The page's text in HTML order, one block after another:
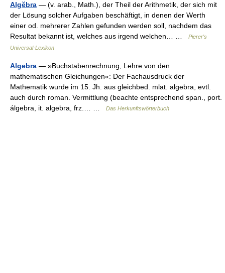
Algĕbra — (v. arab., Math.), der Theil der Arithmetik, der sich mit
der Lösung solcher Aufgaben beschäftigt, in denen der Werth
einer od. mehrerer Zahlen gefunden werden soll, nachdem das
Resultat bekannt ist, welches aus irgend welchen… …
Pierer's
Universal-Lexikon
Algebra — »Buchstabenrechnung, Lehre von den
mathematischen Gleichungen«: Der Fachausdruck der
Mathematik wurde im 15. Jh. aus gleichbed. mlat. algebra, evtl.
auch durch roman. Vermittlung (beachte entsprechend span., port.
álgebra, it. algebra, frz.… …
Das Herkunftswörterbuch